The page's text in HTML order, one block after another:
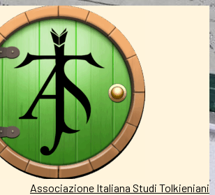
Associazione Italiana Studi Tolkieniani